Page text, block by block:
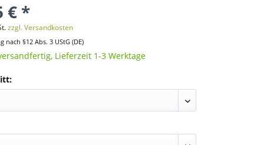
€ *
zzgl. Versandkosten
nach §12 Abs. 3 UStG (DE)
Lieferzeit 1-3 Werktage